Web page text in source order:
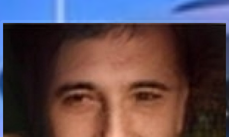
Communication Point